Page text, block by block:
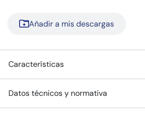
Añadir a mis descargas
Características
Datos técnicos y normativa